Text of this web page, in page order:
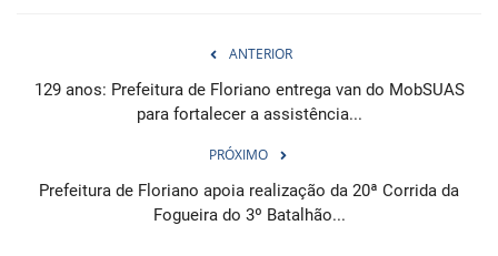
ANTERIOR
129 anos: Prefeitura de Floriano entrega van do MobSUAS
para fortalecer a assistência...
PRÓXIMO
Prefeitura de Floriano apoia realização da 20ª Corrida da
Fogueira do 3º Batalhão...